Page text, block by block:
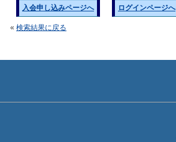
入会申し込みページへ ログインページへ
« 検索結果に戻る